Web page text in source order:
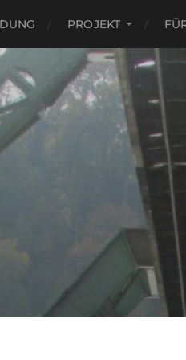
PROJEKT